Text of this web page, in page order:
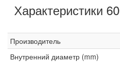
Характеристики
Производитель
Внутренний диаметр (mm)